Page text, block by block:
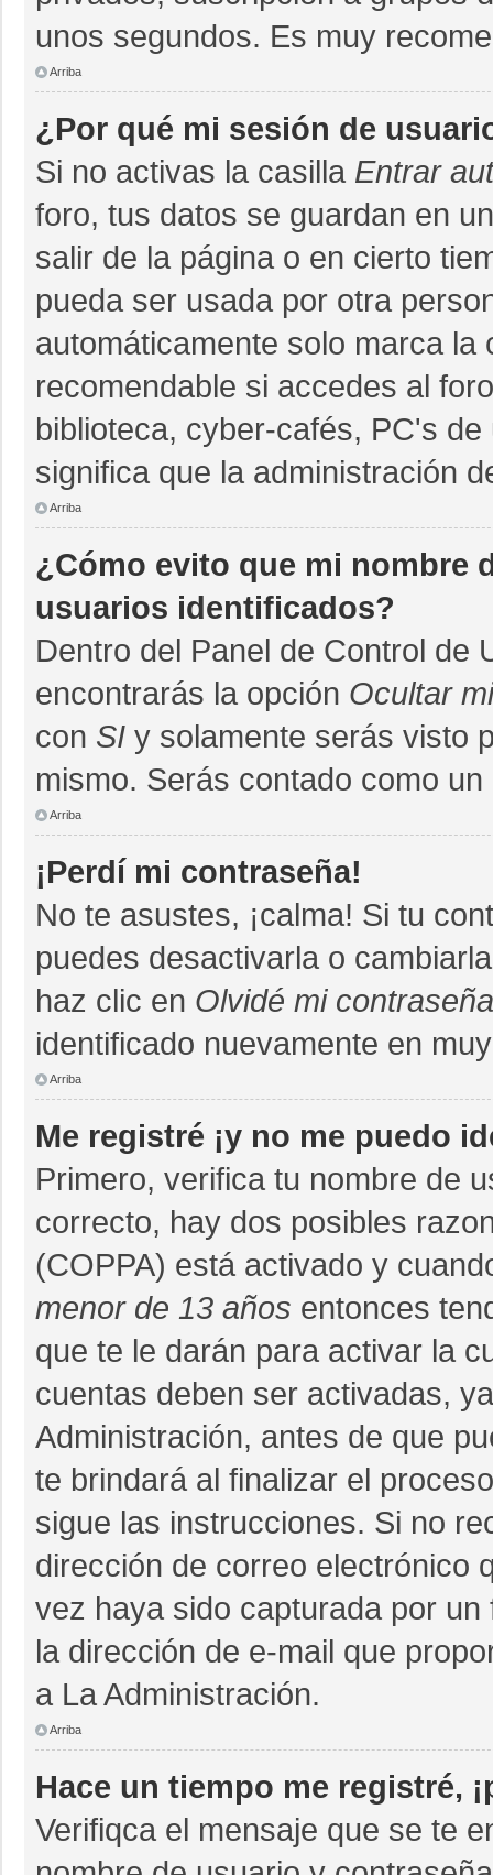
unos segundos. Es muy
Arriba
¿Por qué mi sesión de
Si no activas la casilla Entrar
foro, tus datos se guardan en
salir de la página o en cierto
pueda ser usada por otra
automáticamente solo marca la
recomendable si accedes al
biblioteca, cyber-cafés, PC's
significa que la administración
Arriba
¿Cómo evito que mi nombre
usuarios identificados?
Dentro del Panel de Control de
encontrarás la opción Ocultar
con SI y solamente serás visto
mismo. Serás contado como
Arriba
¡Perdí mi contraseña!
No te asustes, ¡calma! Si tu
puedes desactivarla o
haz clic en Olvidé mi contraseña
identificado nuevamente en
Arriba
Me registré ¡y no me puedo
Primero, verifica tu nombre de
correcto, hay dos posibles
(COPPA) está activado y
menor de 13 años entonces
que te le darán para activar la
cuentas deben ser activadas,
Administración, antes de que
te brindará al finalizar el
sigue las instrucciones. Si no
dirección de correo electrónico
vez haya sido capturada por
la dirección de e-mail que
a La Administración.
Arriba
Hace un tiempo me registré,
Verifiqca el mensaje que se te